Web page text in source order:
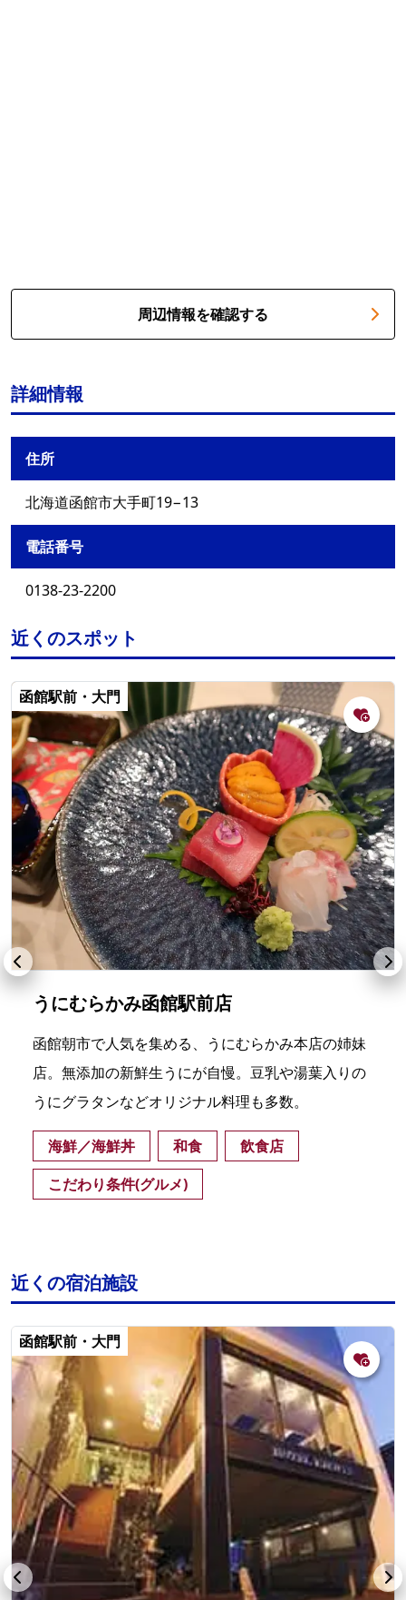
周辺情報を確認する
詳細情報
住所
北海道函館市大手町19−13
電話番号
0138-23-2200
近くのスポット
函館駅前・大門
うにむらかみ函館駅前店
函館朝市で人気を集める、うにむらかみ本店の姉妹
店。無添加の新鮮生うにが自慢。豆乳や湯葉入りの
うにグラタンなどオリジナル料理も多数。
海鮮／海鮮丼 和食
飲食店
こだわり条件(グルメ)
近くの宿泊施設
函館駅前・大門